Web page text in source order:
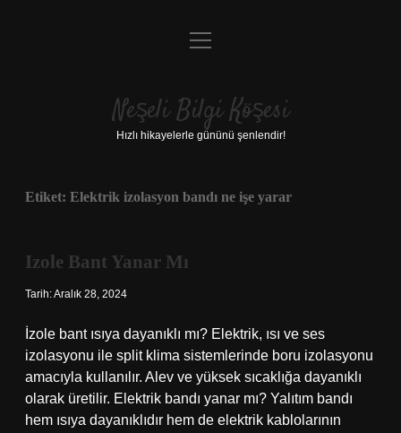
Anasayfa
Yasal Uyarı
menüyü
Neşeli Bilgi Köşesi
Hızlı hikayelerle gününü şenlendir!
Etiket: Elektrik izolasyon bandı ne işe yarar
Izole Bant Yanar Mı
Tarih: Aralık 28, 2024
İzole bant ısıya dayanıklı mı? Elektrik, ısı ve ses
izolasyonu ile split klima sistemlerinde boru izolasyonu
amacıyla kullanılır. Alev ve yüksek sıcaklığa dayanıklı
olarak üretilir. Elektrik bandı yanar mı? Yalıtım bandı
hem ısıya dayanıklıdır hem de elektrik kablolarının